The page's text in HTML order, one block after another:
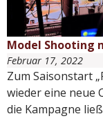
Model Shooting
Februar 17, 2022
Zum Saisonstart
wieder eine neue
die Kampagne